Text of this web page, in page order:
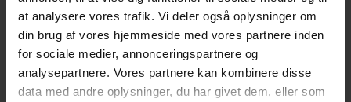
at analysere vores trafik. Vi deler også oplysninger om
din brug af vores hjemmeside med vores partnere inden
for sociale medier, annonceringspartnere og
analysepartnere. Vores partnere kan kombinere disse
data med andre oplysninger, du har givet dem, eller som